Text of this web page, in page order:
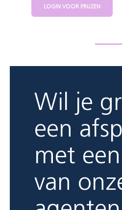
LOGIN VOOR PRIJZEN
Wil je
een
met een
van